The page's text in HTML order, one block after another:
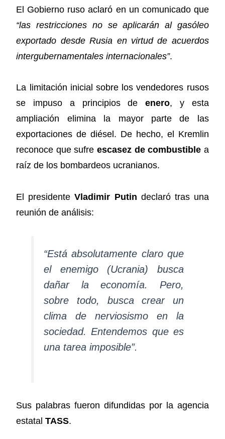
El Gobierno ruso aclaró en un comunicado que
“las restricciones no se aplicarán al gasóleo
exportado desde Rusia en virtud de acuerdos
intergubernamentales internacionales”.
La limitación inicial sobre los vendedores rusos
se impuso a principios deenero, y esta
ampliación elimina la mayor parte de las
exportaciones de diésel. De hecho, el Kremlin
reconoce que sufre escasez de combustible a
raíz de los bombardeos ucranianos.
El presidenteVladimir Putin declaró tras una
reunión de análisis:
“Está absolutamente claro que
el enemigo (Ucrania) busca
dañar la economía. Pero,
sobre todo, busca crear un
clima de nerviosismo en la
sociedad. Entendemos que es
una tarea imposible”.
Sus palabras fueron difundidas por la agencia
estatalTASS.